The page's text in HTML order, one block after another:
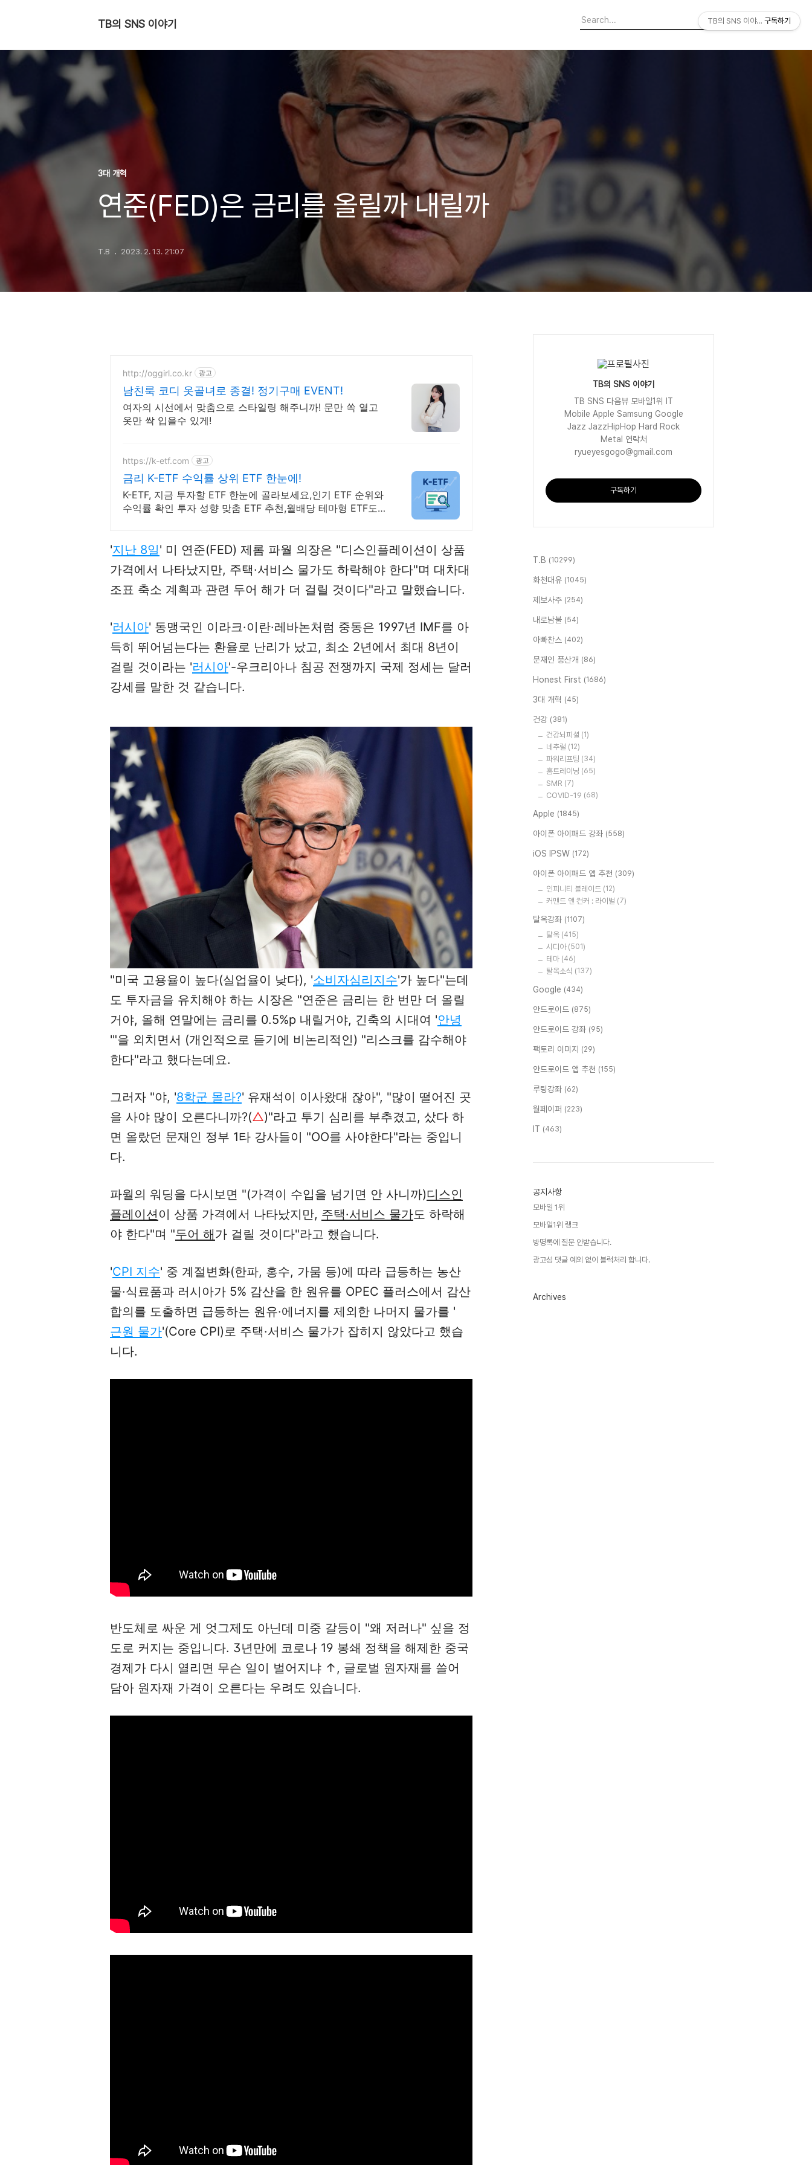
TB의 SNS 이야기
3대 개혁
연준(FED)은 금리를 올릴까 내릴까
T.B 2023. 2. 13. 21:07
http://oggirl.co.kr 광고
남친룩 코디 옷골녀로 종결! 정기구매 EVENT!
여자의 시선에서 맞춤으로 스타일링 해주니까! 문만 쏙 열고
옷만 싹 입을수 있게!
https://k-etf.com 광고
금리 K-ETF 수익률 상위 ETF 한눈에!
K-ETF, 지금 투자할 ETF 한눈에 골라보세요,인기 ETF 순위와
수익률 확인 투자 성향 맞춤 ETF 추천,월배당 테마형 ETF도
'지난 8일' 미 연준(FED) 제롬 파월 의장은 "디스인플레이션이 상품
가격에서 나타났지만, 주택·서비스 물가도 하락해야 한다"며 대차대
조표 축소 계획과 관련 두어 해가 더 걸릴 것이다"라고 말했습니다.
'러시아' 동맹국인 이라크·이란·레바논처럼 중동은 1997년 IMF를 아
득히 뛰어넘는다는 환율로 난리가 났고, 최소 2년에서 최대 8년이
걸릴 것이라는 '러시아'-우크리아나 침공 전쟁까지 국제 정세는 달러
강세를 말한 것 같습니다.
"미국 고용율이 높다(실업율이 낮다), '소비자심리지수'가 높다"는데
도 투자금을 유치해야 하는 시장은 "연준은 금리는 한 번만 더 올릴
거야, 올해 연말에는 금리를 0.5%p 내릴거야, 긴축의 시대여 '안녕
'"을 외치면서 (개인적으로 듣기에 비논리적인) "리스크를 감수해야
한다"라고 했다는데요.
그러자 "야, '8학군 몰라?' 유재석이 이사왔대 잖아", "많이 떨어진 곳
을 사야 많이 오른다니까?(△)"라고 투기 심리를 부추겼고, 샀다 하
면 올랐던 문재인 정부 1타 강사들이 "OO를 사야한다"라는 중입니
다.
파월의 워딩을 다시보면 "(가격이 수입을 넘기면 안 사니까)디스인
플레이션 이 상품 가격에서 나타났지만, 주택·서비스 물가도 하락해
야 한다"며 "두어 해가 걸릴 것이다"라고 했습니다.
'CPI 지수' 중 계절변화(한파, 홍수, 가뭄 등)에 따라 급등하는 농산
물·식료품과 러시아가 5% 감산을 한 원유를 OPEC 플러스에서 감산
합의를 도출하면 급등하는 원유·에너지를 제외한 나머지 물가를 '
근원 물가'(Core CPI)로 주택·서비스 물가가 잡히지 않았다고 했습
니다.
반도체로 싸운 게 엇그제도 아닌데 미중 갈등이 "왜 저러나" 싶을 정
도로 커지는 중입니다. 3년만에 코로나 19 봉쇄 정책을 해제한 중국
경제가 다시 열리면 무슨 일이 벌어지냐 ↑, 글로벌 원자재를 쓸어
담아 원자재 가격이 오른다는 우려도 있습니다.
TB의 SNS 이야기
TB SNS 다음뷰 모바일1위 IT
Mobile Apple Samsung Google
Jazz JazzHipHop Hard Rock
Metal 연락처
ryueyesgogo@gmail.com
구독하기
T.B (10299)
화천대유 (1045)
제보사주 (254)
내로남불 (54)
아빠찬스 (402)
문재인 풍산개 (86)
Honest First (1686)
3대 개혁 (45)
건강 (381)
건강뇌피셜 (1)
네추럴 (12)
파워리프팅 (34)
홈트레이닝 (65)
SMR (7)
COVID-19 (68)
Apple (1845)
아이폰 아이패드 강좌 (558)
iOS IPSW (172)
아이폰 아이패드 앱 추천 (309)
인피니티 블레이드 (12)
커맨드 앤 컨커 : 라이벌 (7)
탈옥강좌 (1107)
탈옥 (415)
시디아 (501)
테마 (46)
탈옥소식 (137)
Google (434)
안드로이드 (875)
안드로이드 강좌 (95)
팩토리 이미지 (29)
안드로이드 앱 추천 (155)
루팅강좌 (62)
월페이퍼 (223)
IT (463)
공지사항
모바일 1위
모바일1위 랭크
방명록에 질문 안받습니다.
광고성 댓글 예외 없이 블럭처리 합니다.
Archives
TB의 SNS 이야기 구독하기